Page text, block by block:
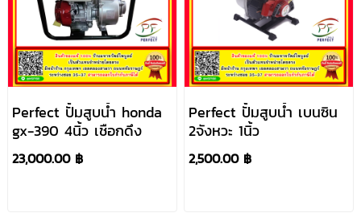
Perfect ปั้มสูบน้ำ honda
gx-390 4นิ้ว เชือกดึง
23,000.00 ฿
Perfect ปั้มสูบน้ำ เบนซิน
2จังหวะ 1นิ้ว
2,500.00 ฿